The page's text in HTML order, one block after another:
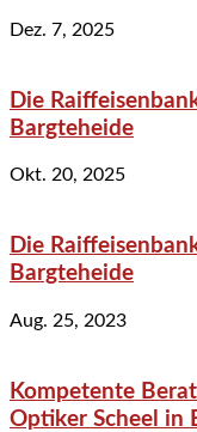
Dez. 7, 2025
Die
Bargteheide
Okt. 20, 2025
Die
Bargteheide
Aug. 25, 2023
Kompetente
Optiker Scheel in